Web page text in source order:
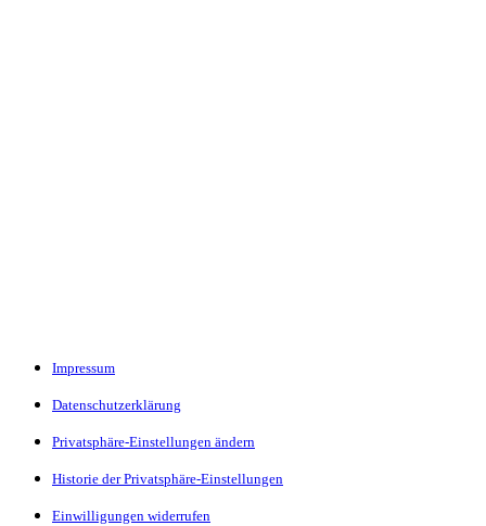
Impressum
Datenschutzerklärung
Privatsphäre-Einstellungen ändern
Historie der Privatsphäre-Einstellungen
Einwilligungen widerrufen